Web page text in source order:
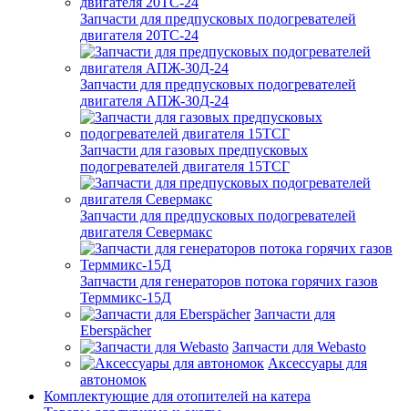
Запчасти для предпусковых подогревателей
двигателя 20ТС-24
Запчасти для предпусковых подогревателей
двигателя АПЖ-30Д-24
Запчасти для газовых предпусковых
подогревателей двигателя 15ТСГ
Запчасти для предпусковых подогревателей
двигателя Севермакс
Запчасти для генераторов потока горячих газов
Терммикс-15Д
Запчасти для
Eberspächer
Запчасти для Webasto
Аксессуары для
автономок
Комплектующие для отопителей на катера